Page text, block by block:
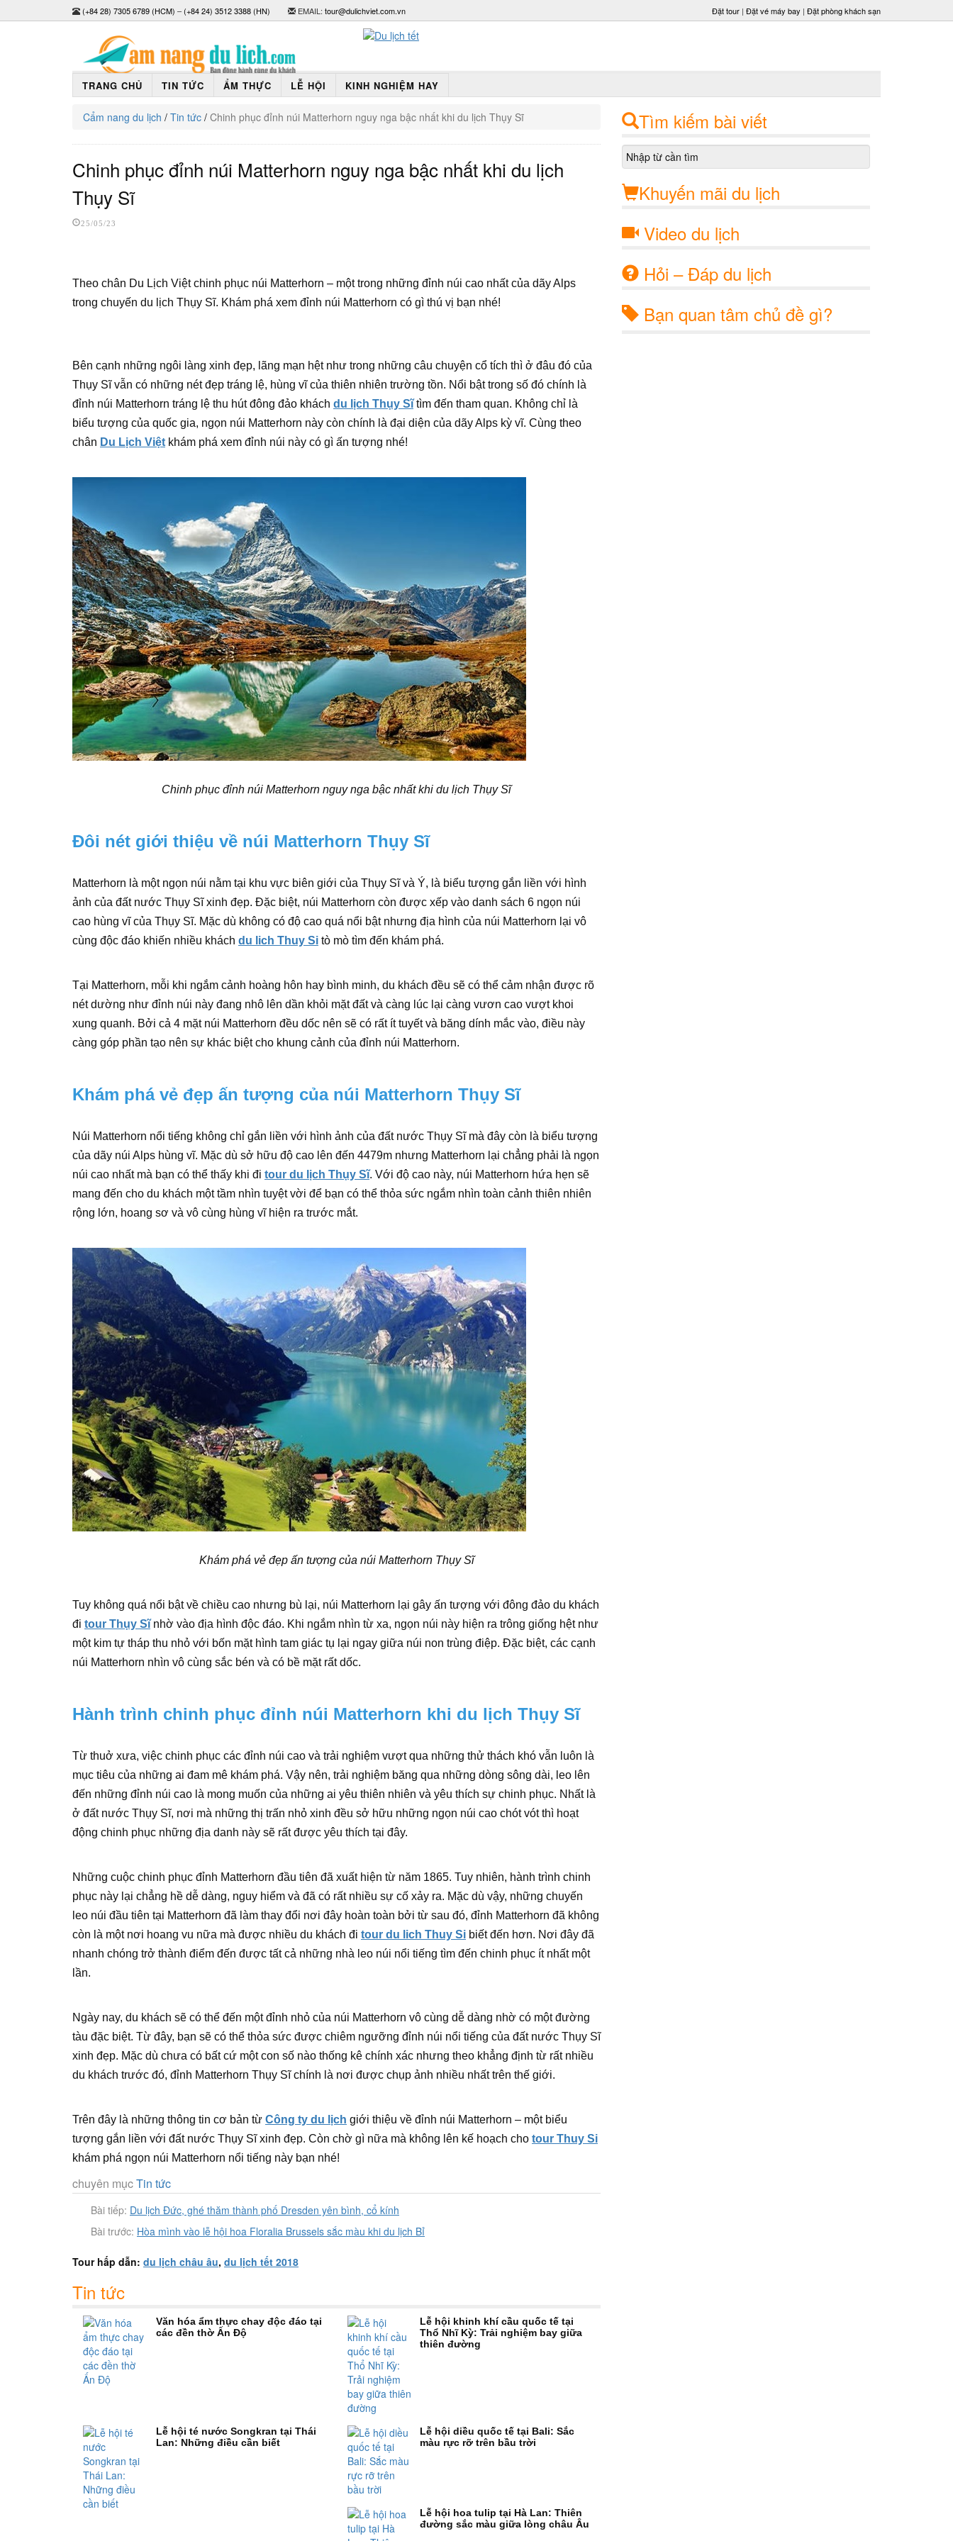
(+84 28) 7305 6789 (HCM) –(+84 24) 3512 3388 (HN) EMAIL: tour@dulichviet.com.vn Đặt tour | Đặt vé máy bay | Đặt phòng khách sạn
TRANG CHỦ TIN TỨC ẨM THỰC LỄ HỘI KINH NGHIỆM HAY
Cẩm nang du lịch / Tin tức / Chinh phục đỉnh núi Matterhorn nguy nga bậc nhất khi du lịch Thụy Sĩ
Chinh phục đỉnh núi Matterhorn nguy nga bậc nhất khi du lịch
Thụy Sĩ
25/05/23
Theo chân Du Lịch Việt chinh phục núi Matterhorn – một trong những đỉnh núi cao nhất của dãy Alps
trong chuyến du lịch Thụy Sĩ. Khám phá xem đỉnh núi Matterhorn có gì thú vị bạn nhé!
Bên cạnh những ngôi làng xinh đẹp, lãng mạn hệt như trong những câu chuyện cổ tích thì ở đâu đó của
Thụy Sĩ vẫn có những nét đẹp tráng lệ, hùng vĩ của thiên nhiên trường tồn. Nổi bật trong số đó chính là
đỉnh núi Matterhorn tráng lệ thu hút đông đảo khách du lịch Thụy Sĩtìm đến tham quan. Không chỉ là
biểu tượng của quốc gia, ngọn núi Matterhorn này còn chính là đại diện của dãy Alps kỳ vĩ. Cùng theo
chân Du Lịch Việt khám phá xem đỉnh núi này có gì ấn tượng nhé!
Chinh phục đỉnh núi Matterhorn nguy nga bậc nhất khi du lịch Thụy Sĩ
Đôi nét giới thiệu về núi Matterhorn Thụy Sĩ
Matterhorn là một ngọn núi nằm tại khu vực biên giới của Thụy Sĩ và Ý, là biểu tượng gắn liền với hình
ảnh của đất nước Thụy Sĩ xinh đẹp. Đặc biệt, núi Matterhorn còn được xếp vào danh sách 6 ngọn núi
cao hùng vĩ của Thụy Sĩ. Mặc dù không có độ cao quá nổi bật nhưng địa hình của núi Matterhorn lại vô
cùng độc đáo khiến nhiều khách du lich Thuy Si tò mò tìm đến khám phá.
Tại Matterhorn, mỗi khi ngắm cảnh hoàng hôn hay bình minh, du khách đều sẽ có thể cảm nhận được rõ
nét dường như đỉnh núi này đang nhô lên dần khỏi mặt đất và càng lúc lại càng vươn cao vượt khoi
xung quanh. Bởi cả 4 mặt núi Matterhorn đều dốc nên sẽ có rất ít tuyết và băng dính mắc vào, điều này
càng góp phần tạo nên sự khác biệt cho khung cảnh của đỉnh núi Matterhorn.
Khám phá vẻ đẹp ấn tượng của núi Matterhorn Thụy Sĩ
Núi Matterhorn nổi tiếng không chỉ gắn liền với hình ảnh của đất nước Thụy Sĩ mà đây còn là biểu tượng
của dãy núi Alps hùng vĩ. Mặc dù sở hữu độ cao lên đến 4479m nhưng Matterhorn lại chẳng phải là ngọn
núi cao nhất mà bạn có thể thấy khi đi tour du lịch Thụy Sĩ. Với độ cao này, núi Matterhorn hứa hẹn sẽ
mang đến cho du khách một tầm nhìn tuyệt vời để bạn có thể thỏa sức ngắm nhìn toàn cảnh thiên nhiên
rộng lớn, hoang sơ và vô cùng hùng vĩ hiện ra trước mắt.
Khám phá vẻ đẹp ấn tượng của núi Matterhorn Thụy Sĩ
Tuy không quá nổi bật về chiều cao nhưng bù lại, núi Matterhorn lại gây ấn tượng với đông đảo du khách
đi tour Thụy Sĩnhờ vào địa hình độc đáo. Khi ngắm nhìn từ xa, ngọn núi này hiện ra trông giống hệt như
một kim tự tháp thu nhỏ với bốn mặt hình tam giác tụ lại ngay giữa núi non trùng điệp. Đặc biệt, các cạnh
núi Matterhorn nhìn vô cùng sắc bén và có bề mặt rất dốc.
Hành trình chinh phục đỉnh núi Matterhorn khi du lịch Thụy Sĩ
Từ thuở xưa, việc chinh phục các đỉnh núi cao và trải nghiệm vượt qua những thử thách khó vẫn luôn là
mục tiêu của những ai đam mê khám phá. Vậy nên, trải nghiệm băng qua những dòng sông dài, leo lên
đến những đỉnh núi cao là mong muốn của những ai yêu thiên nhiên và yêu thích sự chinh phục. Nhất là
ở đất nước Thụy Sĩ, nơi mà những thị trấn nhỏ xinh đều sở hữu những ngọn núi cao chót vót thì hoạt
động chinh phục những địa danh này sẽ rất được yêu thích tại đây.
Những cuộc chinh phục đỉnh Matterhorn đầu tiên đã xuất hiện từ năm 1865. Tuy nhiên, hành trình chinh
phục này lại chẳng hề dễ dàng, nguy hiểm và đã có rất nhiều sự cố xảy ra. Mặc dù vậy, những chuyến
leo núi đầu tiên tại Matterhorn đã làm thay đổi nơi đây hoàn toàn bởi từ sau đó, đỉnh Matterhorn đã không
còn là một nơi hoang vu nữa mà được nhiều du khách đi tour du lich Thuy Si biết đến hơn. Nơi đây đã
nhanh chóng trở thành điểm đến được tất cả những nhà leo núi nổi tiếng tìm đến chinh phục ít nhất một
lần.
Ngày nay, du khách sẽ có thể đến một đỉnh nhỏ của núi Matterhorn vô cùng dễ dàng nhờ có một đường
tàu đặc biệt. Từ đây, bạn sẽ có thể thỏa sức được chiêm ngưỡng đỉnh núi nổi tiếng của đất nước Thụy Sĩ
xinh đẹp. Mặc dù chưa có bất cứ một con số nào thống kê chính xác nhưng theo khẳng định từ rất nhiều
du khách trước đó, đỉnh Matterhorn Thụy Sĩ chính là nơi được chụp ảnh nhiều nhất trên thế giới.
Trên đây là những thông tin cơ bản từ Công ty du lịch giới thiệu về đỉnh núi Matterhorn – một biểu
tượng gắn liền với đất nước Thụy Sĩ xinh đẹp. Còn chờ gì nữa mà không lên kế hoạch cho tour Thuy Si
khám phá ngọn núi Matterhorn nổi tiếng này bạn nhé!
chuyên mụcTin tức
Bài tiếp: Du lịch Đức, ghé thăm thành phố Dresden yên bình, cổ kính
Bài trước: Hòa mình vào lễ hội hoa Floralia Brussels sắc màu khi du lịch Bỉ
Tour hấp dẫn: du lịch châu âu, du lịch tết 2018
Tin tức
Văn hóa ẩm thực chay độc đáo tại
các đền thờ Ấn Độ
Lễ hội khinh khí cầu quốc tế tại
Thổ Nhĩ Kỳ: Trải nghiệm bay giữa
thiên đường
Lễ hội té nước Songkran tại Thái
Lan: Những điều cần biết
Lễ hội diều quốc tế tại Bali: Sắc
màu rực rỡ trên bầu trời
Lễ hội hoa tulip tại Hà Lan: Thiên
đường sắc màu giữa lòng châu Âu
Tìm kiếm bài viết
Khuyến mãi du lịch
Video du lịch
Hỏi – Đáp du lịch
Bạn quan tâm chủ đề gì?